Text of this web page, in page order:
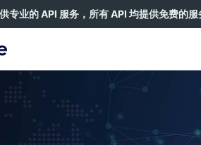
专业的 API 服务，所有 API 均提供免费的服